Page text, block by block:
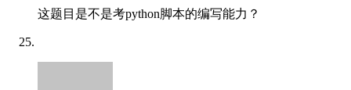
这题目是不是考python脚本的编写能力？